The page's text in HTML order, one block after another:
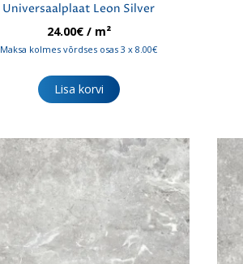
Universaalplaat Leon Silver
24.00€/ m²
Maksa kolmes võrdses osas 3 x 8.00€
Lisa korvi